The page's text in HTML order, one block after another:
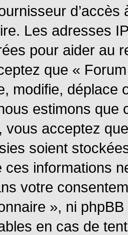
Les adresses
pour aider au
que «
modifie, déplace
estimons que
vous acceptez
soient
ces informations
votre
», ni
en cas de